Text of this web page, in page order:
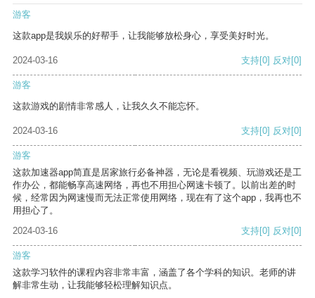
游客
这款app是我娱乐的好帮手，让我能够放松身心，享受美好时光。
2024-03-16 支持[0] 反对[0]
游客
这款游戏的剧情非常感人，让我久久不能忘怀。
2024-03-16 支持[0] 反对[0]
游客
这款加速器app简直是居家旅行必备神器，无论是看视频、玩游戏还是工
作办公，都能畅享高速网络，再也不用担心网速卡顿了。以前出差的时
候，经常因为网速慢而无法正常使用网络，现在有了这个app，我再也不
用担心了。
2024-03-16
支持[0] 反对[0]
游客
这款学习软件的课程内容非常丰富，涵盖了各个学科的知识。老师的讲
解非常生动，让我能够轻松理解知识点。